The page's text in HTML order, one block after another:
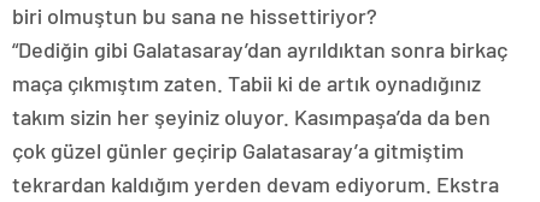
biri olmuştun bu sana ne hissettiriyor?
“Dediğin gibi Galatasaray’dan ayrıldıktan sonra birkaç
maça çıkmıştım zaten. Tabii ki de artık oynadığınız
takım sizin her şeyiniz oluyor. Kasımpaşa’da da ben
çok güzel günler geçirip Galatasaray’a gitmiştim
tekrardan kaldığım yerden devam ediyorum. Ekstra